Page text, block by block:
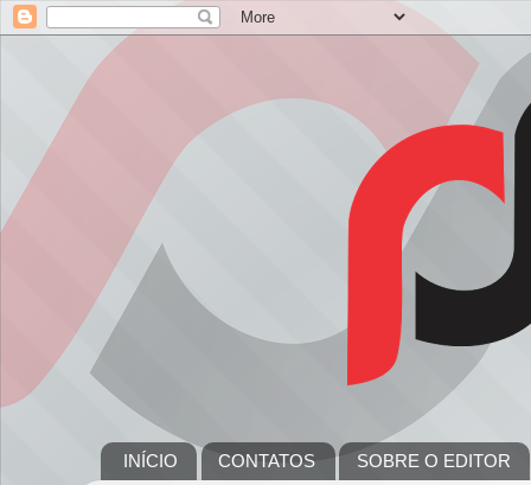
INÍCIO CONTATOS SOBRE O EDITOR